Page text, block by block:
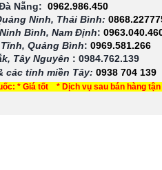
Nẵng: 0962.986.450
Ninh, Thái Bình:
Bình, Nam Định:
Tĩnh, Quảng Bình: 0969.581.266
Tây Nguyên : 0984.762.139
các tỉnh miền Tây: 0938 704 139
* Giá tốt * Dịch vụ sau bán hàng tận